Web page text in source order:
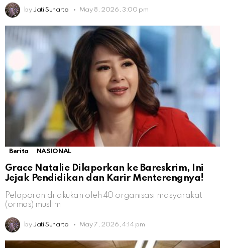
by Jati Sunarto May 8, 2026, 3:00 pm
Berita NASIONAL
Grace Natalie Dilaporkan ke Bareskrim, Ini
Jejak Pendidikan dan Karir Menterengnya!
Pelaporan dilakukan oleh 40 organisasi masyarakat
(ormas) muslim
by Jati Sunarto May 7, 2026, 4:14 pm